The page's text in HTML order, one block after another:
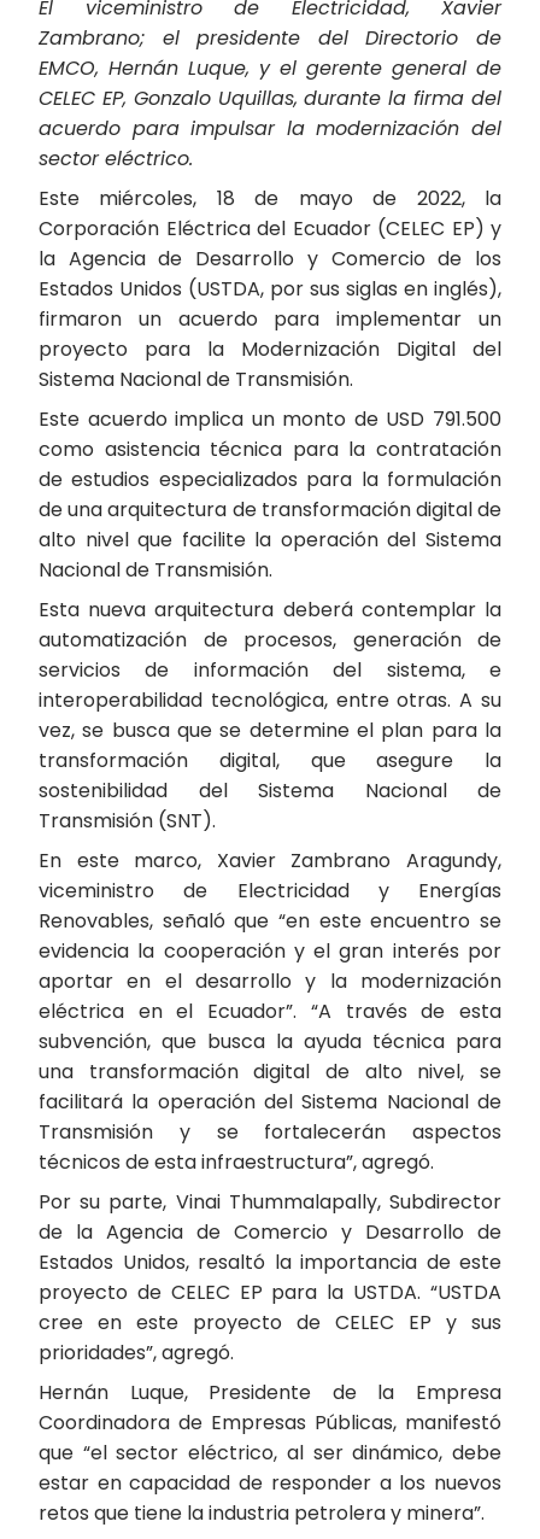
El viceministro de Electricidad, Xavier
Zambrano; el presidente del Directorio de
EMCO, Hernán Luque, y el gerente general de
CELEC EP, Gonzalo Uquillas, durante la firma del
acuerdo para impulsar la modernización del
sector eléctrico.
Este miércoles, 18 de mayo de 2022, la
Corporación Eléctrica del Ecuador (CELEC EP) y
la Agencia de Desarrollo y Comercio de los
Estados Unidos (USTDA, por sus siglas en inglés),
firmaron un acuerdo para implementar un
proyecto para la Modernización Digital del
Sistema Nacional de Transmisión.
Este acuerdo implica un monto de USD 791.500
como asistencia técnica para la contratación
de estudios especializados para la formulación
de una arquitectura de transformación digital de
alto nivel que facilite la operación del Sistema
Nacional de Transmisión.
Esta nueva arquitectura deberá contemplar la
automatización de procesos, generación de
servicios de información del sistema, e
interoperabilidad tecnológica, entre otras. A su
vez, se busca que se determine el plan para la
transformación digital, que asegure la
sostenibilidad del Sistema Nacional de
Transmisión (SNT).
En este marco, Xavier Zambrano Aragundy,
viceministro de Electricidad y Energías
Renovables, señaló que “en este encuentro se
evidencia la cooperación y el gran interés por
aportar en el desarrollo y la modernización
eléctrica en el Ecuador”. “A través de esta
subvención, que busca la ayuda técnica para
una transformación digital de alto nivel, se
facilitará la operación del Sistema Nacional de
Transmisión y se fortalecerán aspectos
técnicos de esta infraestructura”, agregó.
Por su parte, Vinai Thummalapally, Subdirector
de la Agencia de Comercio y Desarrollo de
Estados Unidos, resaltó la importancia de este
proyecto de CELEC EP para la USTDA. “USTDA
cree en este proyecto de CELEC EP y sus
prioridades”, agregó.
Hernán Luque, Presidente de la Empresa
Coordinadora de Empresas Públicas, manifestó
que “el sector eléctrico, al ser dinámico, debe
estar en capacidad de responder a los nuevos
retos que tiene la industria petrolera y minera”.